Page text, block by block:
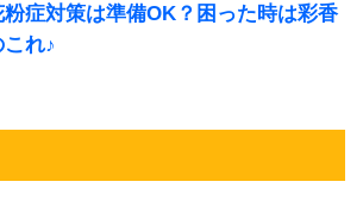
粉症対策は準備OK？困った時は彩香
これ♪